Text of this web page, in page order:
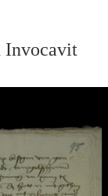
Invocavit